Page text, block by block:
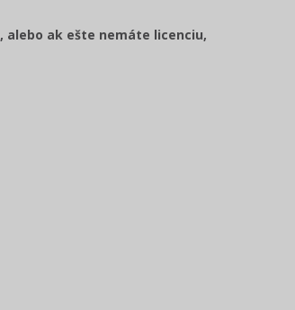
, alebo ak ešte nemáte licenciu,